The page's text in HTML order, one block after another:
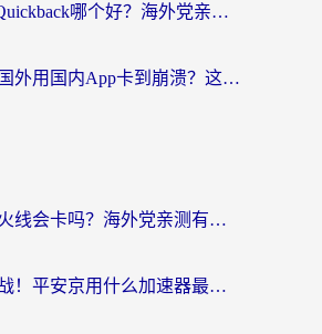
ChickCN和Quickback哪个好？海外党亲测回国加速器，轻松解锁国内资源（附避坑指南）
华为手机在国外用国内App卡到崩溃？这篇加速器指南帮你无缝刷剧打游戏
国外玩穿越火线会卡吗？海外党亲测有效的国服游戏加速指南
在欧洲玩决战！平安京用什么加速器最好用？2026实测有效的国服游戏加速指南